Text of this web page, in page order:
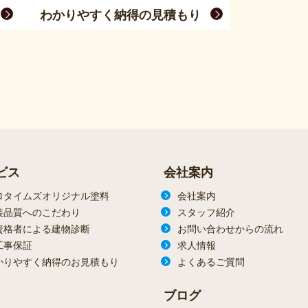
わかりやすく納得の見積もり
ス
タイムズオリジナル塗料
品質へのこだわり
格者による建物診断
事保証
りやすく納得のお見積もり
会社案内
会社案内
スタッフ紹介
お問い合わせからの流れ
求人情報
よくあるご質問
ブログ